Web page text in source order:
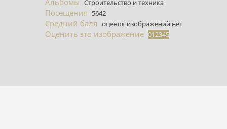
Альбомы Строительство и техника
Посещения 5642
Средний балл оценок изображений нет
Оценить это изображение